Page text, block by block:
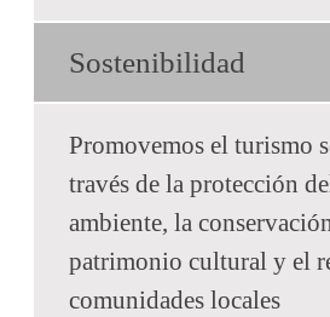
Sostenibilidad
Promovemos el turismo
través de la protección
ambiente, la
patrimonio cultural y el
comunidades locales